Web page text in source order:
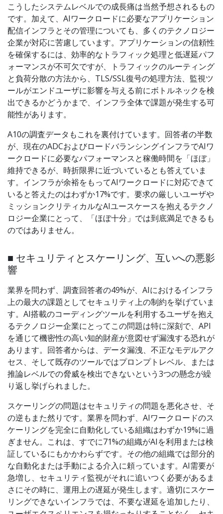
こうしたシステムレベルでの成長痛は当然予想されるもの
です。加えて、AIワークロードに必要なアプリケーション
配信インフラとその管理についても、多くのテクノロジー
企業が対応に苦慮しています。アプリケーションの信頼性
を確保するには、効率的なトラフィック処理と低遅延パフ
ォーマンスが不可欠ですが、トラフィックのルーティング
と負荷分散の方法から、TLS/SSL復号の処理方法、監視ツ
ールがエンドユーザに影響を与える前にボトルネックを検
出できるかどうかまで、インフラ全体で課題が発生する可
能性があります。
A10の調査データもこれを裏付けています。回答者の半数
が、現在のADCおよびロードバランシングインフラでAIワ
ークロードに必要なパフォーマンスと稼働時間を「ほぼ」
維持できるが、時折限界に近づいているとも答えていま
す。インフラが余裕をもってAIワークロードに対応できて
いると答えたのはわずか17%です。要求の厳しいユーザや
ミッションクリティカルなAIユースケースを抱えるテクノ
ロジー企業にとって、「ほぼ十分」では到底満足できるも
のではありません。
■ セキュリティとスケーリング、互いへの悪影
響
業界を問わず、調査回答者の49%が、AIにおけるインフラ
上の最大の課題としてセキュリティ上の制約を挙げていま
す。AI搭載のコーディングツールを利用するユーザを抱え
るテクノロジー企業にとってこの問題は特に深刻で、API
を通じて機密性の高い知的財産が意図せず漏洩する恐れが
あります。回答者からは、データ漏洩、不正なモデルアク
セス、そして既存のツールではプロンプトレベル、または
推論レベルでの脅威を検出できないという3つの懸念が繰
り返し挙げられました。
スケーリングの問題はセキュリティの問題を悪化させ、そ
の逆もまた然りです。業界を問わず、AIワークロードのス
ケーリングを完全に自動化している組織はわずか19%に過
ぎません。これは、すでに71%の組織がAIを利用または検
証しているにもかかわらずです。その他の組織では部分的
な自動化または手動による介入に頼っています。AI需要が
急増し、セキュリティ監視がそれに追いつく必要があるま
さにその時に、運用上の遅延が発生します。適切にスケー
リングできないインフラでは、不要な遅延を追加したり、